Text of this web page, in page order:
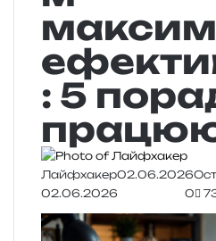
: 5
Лайфхакер02.06.2026
02.06.2026
0